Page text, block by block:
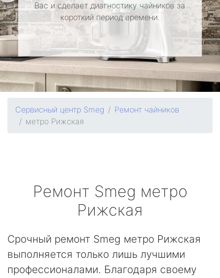
Вас и сделает диагностику чайников за
короткий период времени.
Сервисный центр Smeg
Ремонт чайников
метро Рижская
Ремонт Smeg метро
Рижская
Срочный ремонт Smeg метро Рижская
выполняется только лишь лучшими
профессионалами. Благодаря своему